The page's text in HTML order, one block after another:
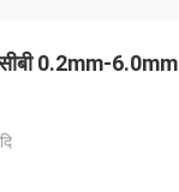
0.2mm-6.0mm